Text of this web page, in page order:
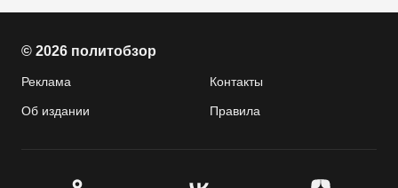
© 2026 политобзор
Реклама Контакты
Об издании Правила